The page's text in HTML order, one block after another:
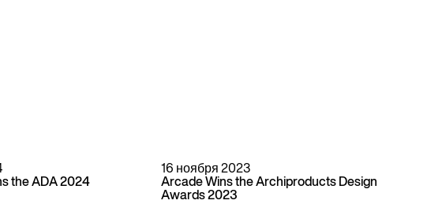
the ADA 2024
16 ноября 2023
Arcade Wins the Archiproducts Design
Awards 2023